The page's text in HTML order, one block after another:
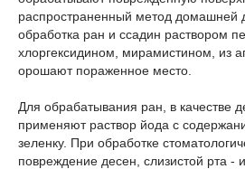
распространенный метод домашней
обработка ран и ссадин раствором
хлоргексидином, мирамистином, из
орошают пораженное место.
Для обрабатывания ран, в качестве
применяют раствор йода с
зеленку. При обработке
повреждение десен, слизистой рта -